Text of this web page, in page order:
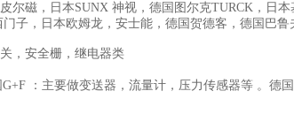
尔磁，日本SUNX 神视，德国图尔克TURCK，日
子，日本欧姆龙，安士能，德国贺德客，德国巴
，安全栅，继电器类
：主要做变送器，流量计，压力传感器等 。德